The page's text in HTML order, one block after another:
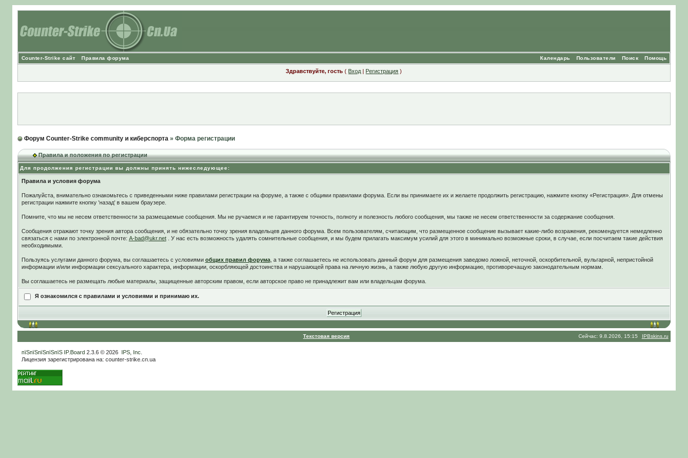
Counter-Strike сайт Правила форума Помощь
Поиск
Пользователи
Календарь
Здравствуйте, гость ( Вход | Регистрация )
Форум Counter-Strike community и киберспорта» Форма регистрации
Правила и положения по регистрации
Для продолжения регистрации вы должны принять нижеследующее:
Правила и условия форума
Пожалуйста, внимательно ознакомьтесь с приведенными ниже правилами регистрации на форуме, а также с общими правилами форума. Если вы принимаете их и желаете продолжить регистрацию, нажмите кнопку «Регистрация». Для отмены
регистрации нажмите кнопку 'назад' в вашем браузере.
Помните, что мы не несем ответственности за размещаемые сообщения. Мы не ручаемся и не гарантируем точность, полноту и полезность любого сообщения, мы также не несем ответственности за содержание сообщения.
Сообщения отражают точку зрения автора сообщения, и не обязательно точку зрения владельцев данного форума. Всем пользователям, считающим, что размещенное сообщение вызывает какие-либо возражения, рекомендуется немедленно
связаться с нами по электронной почте: A-bad@ukr.net. У нас есть возможность удалять сомнительные сообщения, и мы будем прилагать максимум усилий для этого в минимально возможные сроки, в случае, если посчитаем такие действия
необходимыми.
Пользуясь услугами данного форума, вы соглашаетесь c условиями общих правил форума, а также соглашаетесь не использовать данный форум для размещения заведомо ложной, неточной, оскорбительной, вульгарной, непристойной
информации и/или информации сексуального характера, информации, оскорбляющей достоинства и нарушающей права на личную жизнь, а также любую другую информацию, противоречащую законодательным нормам.
Вы соглашаетесь не размещать любые материалы, защищенные авторским правом, если авторское право не принадлежит вам или владельцам форума.
Я ознакомился с правилами и условиями и принимаю их.
Текстовая версия Сейчас: 9.8.2026, 15:15 IPBskins.ru
пїЅпїЅпїЅпїЅпїЅ IP.Board2.3.6 © 2026 IPS, Inc
Лицензия зарегистрирована на: counter-strike.cn.ua